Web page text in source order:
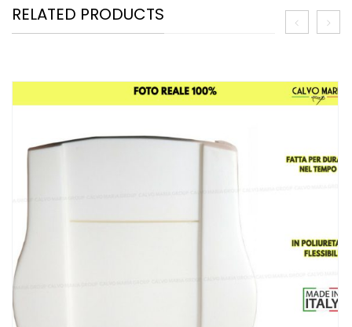
RELATED PRODUCTS